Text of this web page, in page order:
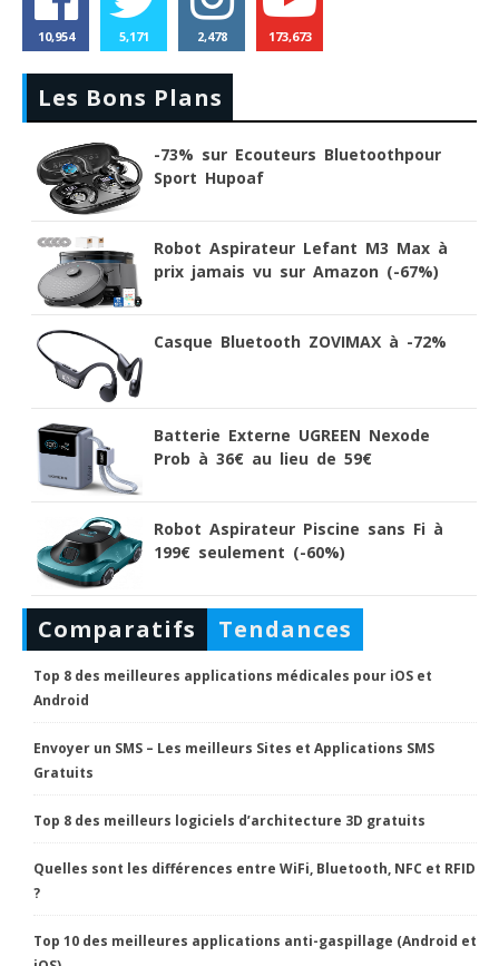
10,954 5,171 2,478 173,673
Les Bons Plans
-73% sur Ecouteurs Bluetoothpour
Sport Hupoaf
Robot Aspirateur Lefant M3 Max à
prix jamais vu sur Amazon (-67%)
Casque Bluetooth ZOVIMAX à -72%
Batterie Externe UGREEN Nexode
Prob à 36€ au lieu de 59€
Robot Aspirateur Piscine sans Fi à
199€ seulement (-60%)
Comparatifs Tendances
Top 8 des meilleures applications médicales pour iOS et
Android
Envoyer un SMS – Les meilleurs Sites et Applications SMS
Gratuits
Top 8 des meilleurs logiciels d’architecture 3D gratuits
Quelles sont les différences entre WiFi, Bluetooth, NFC et RFID
?
Top 10 des meilleures applications anti-gaspillage (Android et